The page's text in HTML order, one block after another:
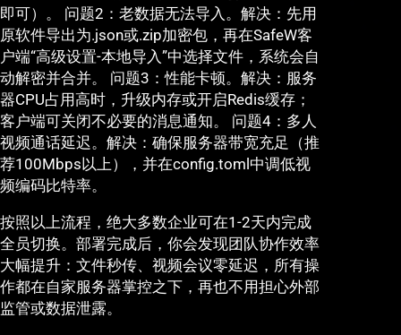
即可）。 问题2：老数据无法导入。解决：先用
原软件导出为.json或.zip加密包，再在SafeW客
户端“高级设置-本地导入”中选择文件，系统会自
动解密并合并。 问题3：性能卡顿。解决：服务
器CPU占用高时，升级内存或开启Redis缓存；
客户端可关闭不必要的消息通知。 问题4：多人
视频通话延迟。解决：确保服务器带宽充足（推
荐100Mbps以上），并在config.toml中调低视
频编码比特率。
按照以上流程，绝大多数企业可在1-2天内完成
全员切换。部署完成后，你会发现团队协作效率
大幅提升：文件秒传、视频会议零延迟，所有操
作都在自家服务器掌控之下，再也不用担心外部
监管或数据泄露。